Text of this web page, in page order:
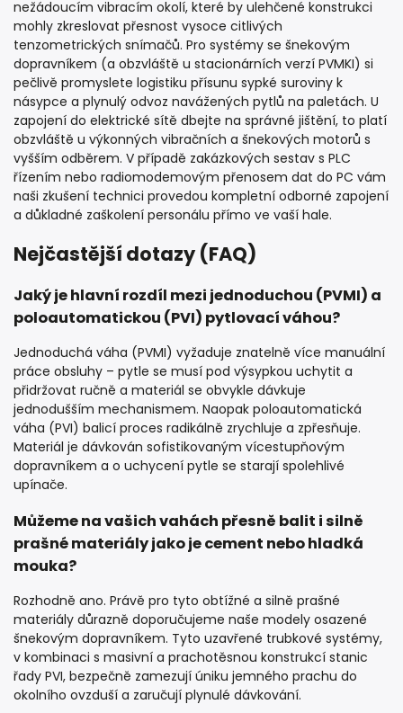
nežádoucím vibracím okolí, které by ulehčené konstrukci
mohly zkreslovat přesnost vysoce citlivých
tenzometrických snímačů. Pro systémy se šnekovým
dopravníkem (a obzvláště u stacionárních verzí PVMKI) si
pečlivě promyslete logistiku přísunu sypké suroviny k
násypce a plynulý odvoz navážených pytlů na paletách. U
zapojení do elektrické sítě dbejte na správné jištění, to platí
obzvláště u výkonných vibračních a šnekových motorů s
vyšším odběrem. V případě zakázkových sestav s PLC
řízením nebo radiomodemovým přenosem dat do PC vám
naši zkušení technici provedou kompletní odborné zapojení
a důkladné zaškolení personálu přímo ve vaší hale.
Nejčastější dotazy (FAQ)
Jaký je hlavní rozdíl mezi jednoduchou (PVMI) a
poloautomatickou (PVI) pytlovací váhou?
Jednoduchá váha (PVMI) vyžaduje znatelně více manuální
práce obsluhy – pytle se musí pod výsypkou uchytit a
přidržovat ručně a materiál se obvykle dávkuje
jednodušším mechanismem. Naopak poloautomatická
váha (PVI) balicí proces radikálně zrychluje a zpřesňuje.
Materiál je dávkován sofistikovaným vícestupňovým
dopravníkem a o uchycení pytle se starají spolehlivé
upínače.
Můžeme na vašich vahách přesně balit i silně
prašné materiály jako je cement nebo hladká
mouka?
Rozhodně ano. Právě pro tyto obtížné a silně prašné
materiály důrazně doporučujeme naše modely osazené
šnekovým dopravníkem. Tyto uzavřené trubkové systémy,
v kombinaci s masivní a prachotěsnou konstrukcí stanic
řady PVI, bezpečně zamezují úniku jemného prachu do
okolního ovzduší a zaručují plynulé dávkování.